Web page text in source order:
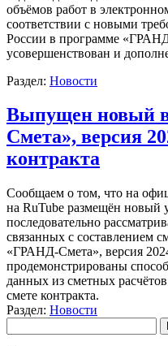
объёмов работ в
соответствии с новыми
России в программе
усовершенствован и
Раздел: Новости
Выпущен новый
Смета», версия
контракта
Сообщаем о том, что на
на RuTube размещён новый
последовательно
связанных с составлением
«ГРАНД-Смета», версия
продемонстрированы
данных из сметных
смете контракта.
Раздел: Новости